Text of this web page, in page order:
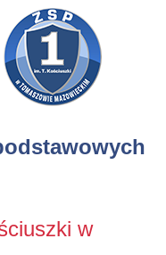
w